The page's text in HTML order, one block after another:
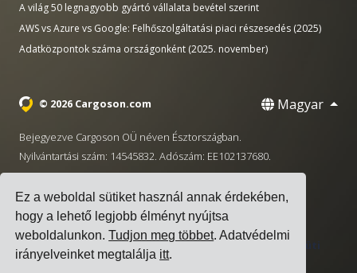
Ez a weboldal sütiket használ annak érdekében,
hogy a lehető legjobb élményt nyújtsa
weboldalunkon.Tudjon meg többet. Adatvédelmi
irányelveinket megtalálja itt.
A világ 50 legnagyobb gyártó vállalata bevétel szerint
AWS vs Azure vs Google: Felhőszolgáltatási piaci részesedés (2025)
Adatközpontok száma országonként (2025. november)
© 2026 Cargoson.com Magyar
Bejegyezve Cargoson OÜ néven Észtországban.
Nyilvántartási szám: 14545832. Adószám: EE102137680.
+372 5555 0028· hello@cargoson.com
Szolgáltatási Feltételek|Adatvédelmi Szabályzat
Süti
szabályzat